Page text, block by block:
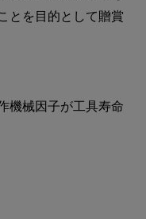
とを目的として贈賞
機械因子が工具寿命